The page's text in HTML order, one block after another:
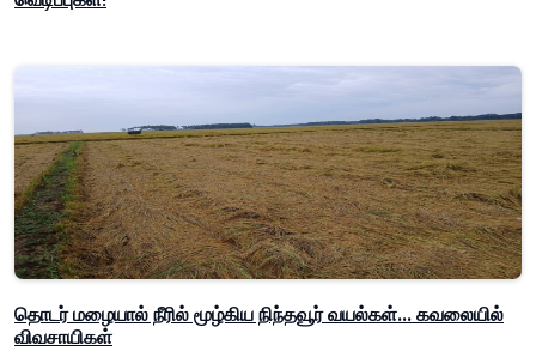
தொடர் மழையால் நீரில் மூழ்கிய நிந்தவூர் வயல்கள்... கவலையில்
விவசாயிகள்